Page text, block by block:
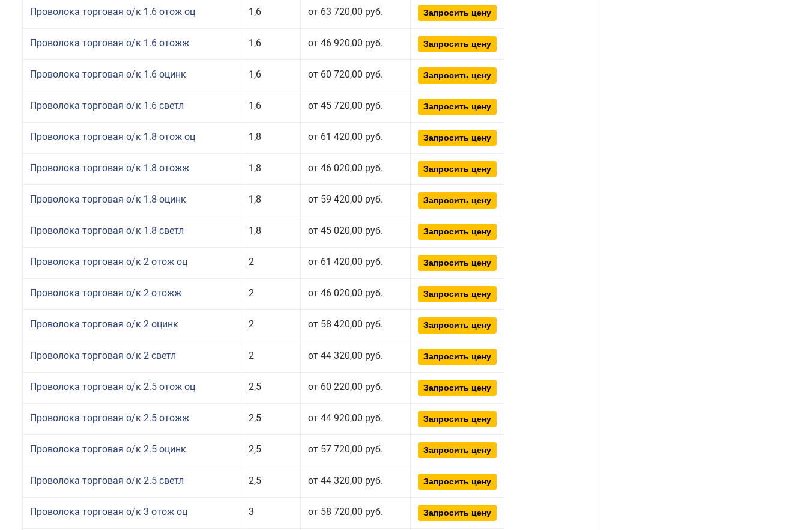
Проволока торговая о/к 1.6 отож оц 1,6 от 63 720,00 руб. Запросить цену
Проволока торговая о/к 1.6 отожж 1,6 от 46 920,00 руб. Запросить цену
Проволока торговая о/к 1.6 оцинк 1,6 от 60 720,00 руб. Запросить цену
Проволока торговая о/к 1.6 светл 1,6 от 45 720,00 руб. Запросить цену
Проволока торговая о/к 1.8 отож оц 1,8 от 61 420,00 руб. Запросить цену
Проволока торговая о/к 1.8 отожж 1,8 от 46 020,00 руб. Запросить цену
Проволока торговая о/к 1.8 оцинк 1,8 от 59 420,00 руб. Запросить цену
Проволока торговая о/к 1.8 светл 1,8 от 45 020,00 руб. Запросить цену
Проволока торговая о/к 2 отож оц 2 от 61 420,00 руб. Запросить цену
Проволока торговая о/к 2 отожж 2 от 46 020,00 руб. Запросить цену
Проволока торговая о/к 2 оцинк 2 от 58 420,00 руб. Запросить цену
Проволока торговая о/к 2 светл 2 от 44 320,00 руб. Запросить цену
Проволока торговая о/к 2.5 отож оц 2,5 от 60 220,00 руб. Запросить цену
Проволока торговая о/к 2.5 отожж 2,5 от 44 920,00 руб. Запросить цену
Проволока торговая о/к 2.5 оцинк 2,5 от 57 720,00 руб. Запросить цену
Проволока торговая о/к 2.5 светл 2,5 от 44 320,00 руб. Запросить цену
Проволока торговая о/к 3 отож оц 3 от 58 720,00 руб. Запросить цену